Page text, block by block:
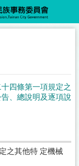
四條第一項規定之
、總說明及逐項說
之其他特 定機械